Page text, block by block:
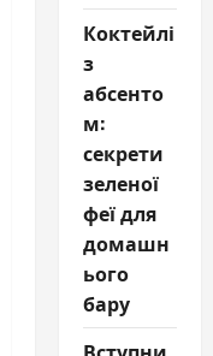
Коктейлі
з
абсенто
м:
секрети
зеленої
феї для
домашн
ього
бару